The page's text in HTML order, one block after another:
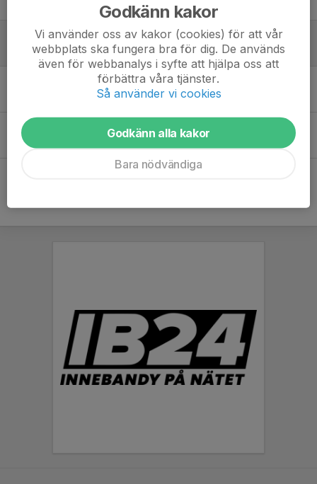
Spelschema knatteliga i Linköping 17/1-26
5 jan, 13:53 0
Träning söndag 13/10
9 okt 2024 0
Uppstart för pojkar/flickor födda 18-19
Godkänn kakor
Vi använder oss av kakor (cookies) för att vår
webbplats ska fungera bra för dig. De används
även för webbanalys i syfte att hjälpa oss att
förbättra våra tjänster.
Så använder vi cookies
Godkänn alla kakor
Bara nödvändiga